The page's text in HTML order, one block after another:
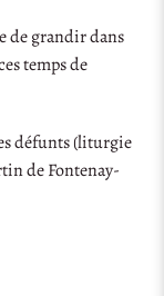
de grandir dans
temps de
défunts (liturgie
de Fontenay-